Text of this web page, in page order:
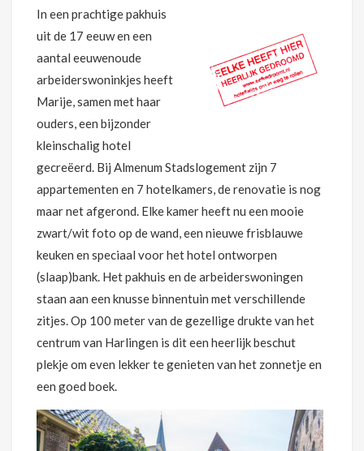
In een prachtige pakhuis
uit de 17 eeuw en een
aantal eeuwenoude
arbeiderswoninkjes heeft
Marije, samen met haar
ouders, een bijzonder
kleinschalig hotel
gecreëerd. Bij Almenum Stadslogement zijn 7
appartementen en 7 hotelkamers, de renovatie is nog
maar net afgerond. Elke kamer heeft nu een mooie
zwart/wit foto op de wand, een nieuwe frisblauwe
keuken en speciaal voor het hotel ontworpen
(slaap)bank. Het pakhuis en de arbeiderswoningen
staan aan een knusse binnentuin met verschillende
zitjes. Op 100 meter van de gezellige drukte van het
centrum van Harlingen is dit een heerlijk beschut
plekje om even lekker te genieten van het zonnetje en
een goed boek.